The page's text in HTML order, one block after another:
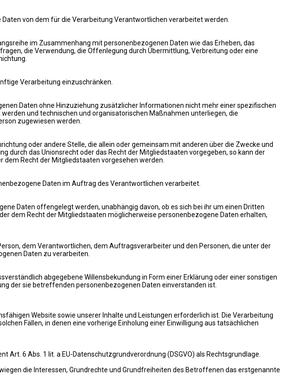
von dem für die Verarbeitung Verantwortlichen verarbeitet werden.
im Zusammenhang mit personenbezogenen Daten wie das Erheben, das
die Verwendung, die Offenlegung durch Übermittlung, Verbreitung oder eine
Verarbeitung einzuschränken.
Daten ohne Hinzuziehung zusätzlicher Informationen nicht mehr einer spezifischen
und technischen und organisatorischen Maßnahmen unterliegen, die
zugewiesen werden.
oder andere Stelle, die allein oder gemeinsam mit anderen über die Zwecke und
durch das Unionsrecht oder das Recht der Mitgliedstaaten vorgegeben, so kann der
Recht der Mitgliedstaaten vorgesehen werden.
Daten im Auftrag des Verantwortlichen verarbeitet.
Daten offengelegt werden, unabhängig davon, ob es sich bei ihr um einen Dritten
dem Recht der Mitgliedstaaten möglicherweise personenbezogene Daten erhalten,
dem Verantwortlichen, dem Auftragsverarbeiter und den Personen, die unter der
Daten zu verarbeiten.
abgegebene Willensbekundung in Form einer Erklärung oder einer sonstigen
der sie betreffenden personenbezogenen Daten einverstanden ist.
Website sowie unserer Inhalte und Leistungen erforderlich ist. Die Verarbeitung
Fällen, in denen eine vorherige Einholung einer Einwilligung aus tatsächlichen
6 Abs. 1 lit. a EU-Datenschutzgrundverordnung (DSGVO) als Rechtsgrundlage.
die Interessen, Grundrechte und Grundfreiheiten des Betroffenen das erstgenannte